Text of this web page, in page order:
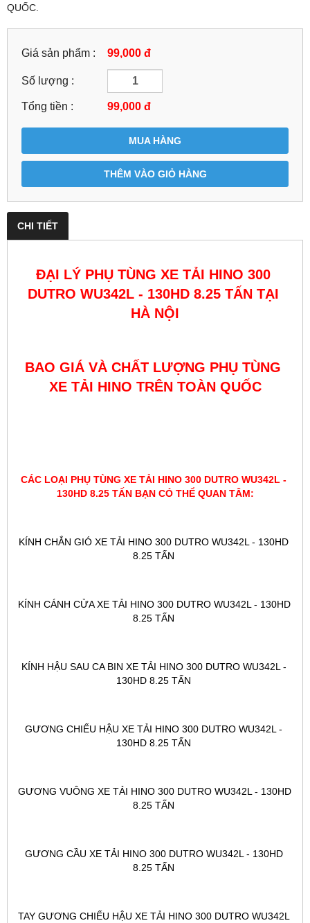
QUỐC.
Giá sản phẩm : 99,000 đ
Số lượng :
Tổng tiền : 99,000 đ
MUA HÀNG
THÊM VÀO GIỎ HÀNG
CHI TIẾT
ĐẠI LÝ PHỤ TÙNG XE TẢI HINO 300
DUTRO WU342L - 130HD 8.25 TẤN TẠI
HÀ NỘI
BAO GIÁ VÀ CHẤT LƯỢNG PHỤ TÙNG
XE TẢI HINO TRÊN TOÀN QUỐC
CÁC LOẠI PHỤ TÙNG XE TẢI HINO 300 DUTRO WU342L -
130HD 8.25 TẤN BẠN CÓ THỂ QUAN TÂM:
KÍNH CHẮN GIÓ XE TẢI HINO 300 DUTRO WU342L - 130HD
8.25 TẤN
KÍNH CÁNH CỬA XE TẢI HINO 300 DUTRO WU342L - 130HD
8.25 TẤN
KÍNH HẬU SAU CA BIN XE TẢI HINO 300 DUTRO WU342L -
130HD 8.25 TẤN
GƯƠNG CHIẾU HẬU XE TẢI HINO 300 DUTRO WU342L -
130HD 8.25 TẤN
GƯƠNG VUÔNG XE TẢI HINO 300 DUTRO WU342L - 130HD
8.25 TẤN
GƯƠNG CẦU XE TẢI HINO 300 DUTRO WU342L - 130HD
8.25 TẤN
TAY GƯƠNG CHIẾU HẬU XE TẢI HINO 300 DUTRO WU342L